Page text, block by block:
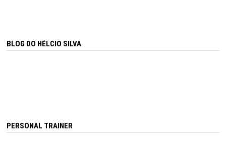
BLOG DO HÉLCIO SILVA
PERSONAL TRAINER